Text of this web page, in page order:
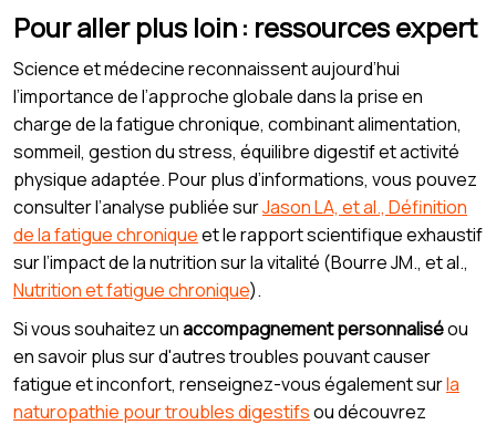
Pour aller plus loin : ressources expert
Science et médecine reconnaissent aujourd’hui
l’importance de l’approche globale dans la prise en
charge de la fatigue chronique, combinant alimentation,
sommeil, gestion du stress, équilibre digestif et activité
physique adaptée. Pour plus d’informations, vous pouvez
consulter l’analyse publiée surJason LA, et al., Définition
de la fatigue chroniqueet le rapport scientifique exhaustif
sur l’impact de la nutrition sur la vitalité (Bourre JM., et al.,
Nutrition et fatigue chronique).
Si vous souhaitez unaccompagnement personnaliséou
en savoir plus sur d'autres troubles pouvant causer
fatigue et inconfort, renseignez-vous également surla
naturopathie pour troubles digestifsou découvrez